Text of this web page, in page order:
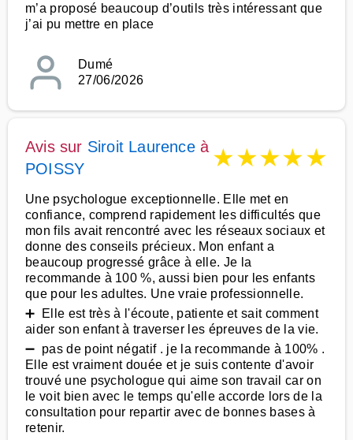
m’a proposé beaucoup d’outils très intéressant que
j’ai pu mettre en place
Dumé
27/06/2026
Avis sur Siroit Laurenceà
POISSY
★★★★★
Une psychologue exceptionnelle. Elle met en
confiance, comprend rapidement les difficultés que
mon fils avait rencontré avec les réseaux sociaux et
donne des conseils précieux. Mon enfant a
beaucoup progressé grâce à elle. Je la
recommande à 100 %, aussi bien pour les enfants
que pour les adultes. Une vraie professionnelle.
➕ Elle est très à l'écoute, patiente et sait comment
aider son enfant à traverser les épreuves de la vie.
➖ pas de point négatif . je la recommande à 100% .
Elle est vraiment douée et je suis contente d'avoir
trouvé une psychologue qui aime son travail car on
le voit bien avec le temps qu'elle accorde lors de la
consultation pour repartir avec de bonnes bases à
retenir.